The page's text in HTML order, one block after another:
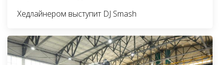
Хедлайнером выступит DJ Smash